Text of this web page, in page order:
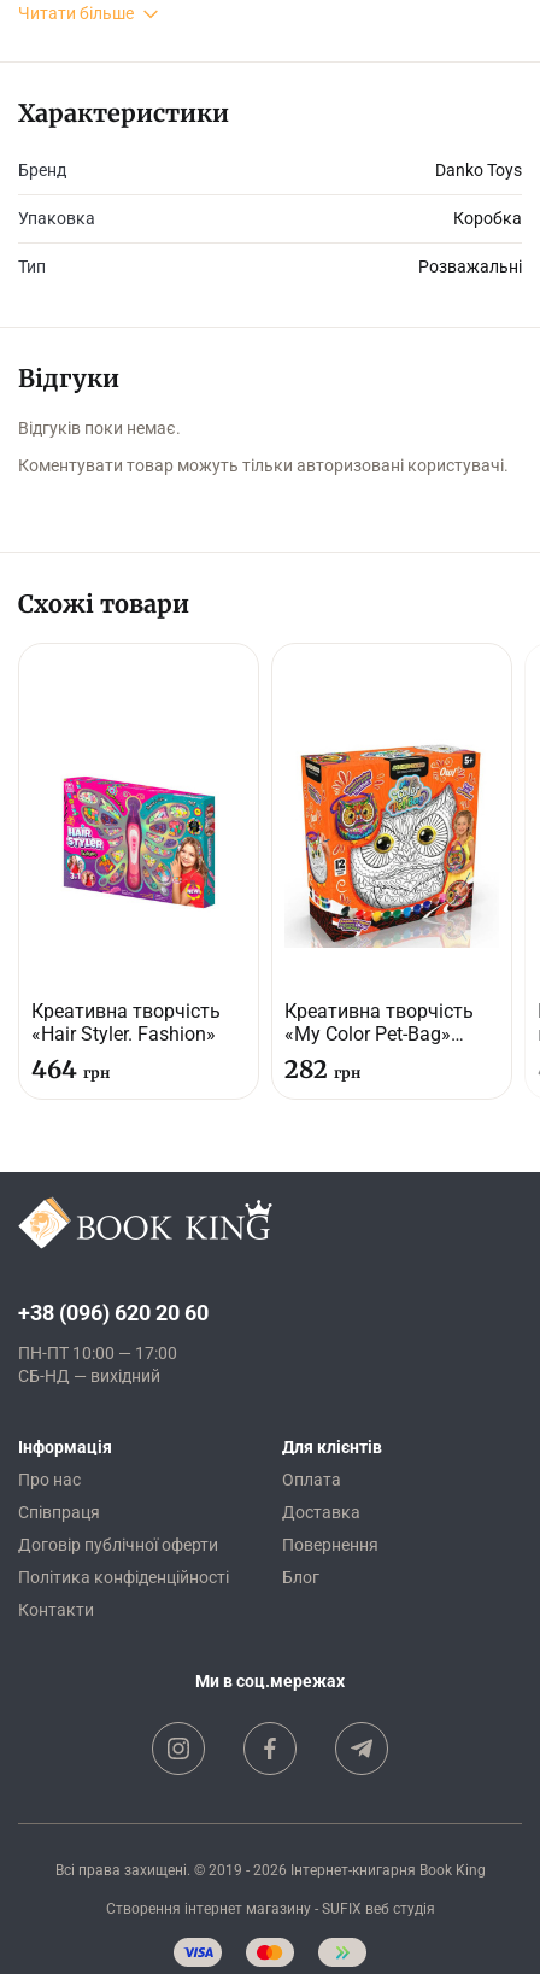
допоможуть створити чарівний світ з найрізноманітніших
дорослі із задоволенням помнуть його в руках, релаксуючи і
відволікаючись від побутових проблем. Створіть свій власний
близькими!
Станьте MASTEROM DO.
Читати більше
Характеристики
Бренд Danko Toys
Упаковка Коробка
Тип Розважальні
Відгуки
Відгуків поки немає.
Коментувати товар можуть тільки авторизовані користувачі.
Схожі товари
Креативна творчість
«Hair Styler. Fashion»
464 грн
Креативна творчість
«My Color Pet-Bag»
(розписна сумочка)
282 грн
+38 (096) 620 20 60
ПН-ПТ 10:00 — 17:00
СБ-НД — вихідний
Інформація
Про нас
Співпраця
Договір публічної оферти
Політика конфіденційності
Контакти
Для клієнтів
Оплата
Доставка
Повернення
Блог
Ми в соц.мережах
Всі права захищені. © 2019 - 2026 Інтернет-книгарня Book King
Створення інтернет магазину- SUFIX веб студія